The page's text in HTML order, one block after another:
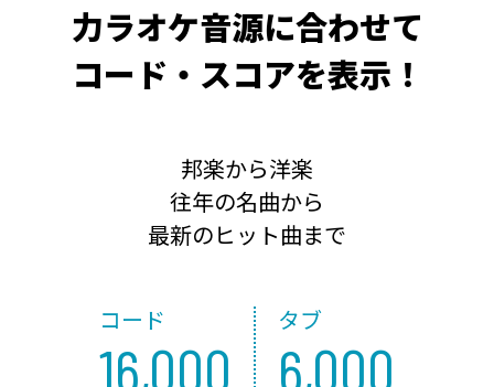
力ラオケ音源に合わせて
コード・スコアを表示！
邦楽から洋楽
往年の名曲から
最新のヒット曲まで
コード
16,000
タブ
6,000